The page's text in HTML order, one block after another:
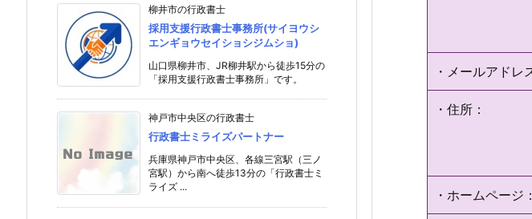
・メールアドレ
・住所：
・ホームページ：
柳井市の行政書士
採用支援行政書士事務所(サイヨウシ
エンギョウセイショシジムショ)
山口県柳井市、JR柳井駅から徒歩15分の
「採用支援行政書士事務所」です。
神戸市中央区の行政書士
行政書士ミライズパートナー
兵庫県神戸市中央区、各線三宮駅（三ノ
宮駅）から南へ徒歩13分の「行政書士ミ
ライズ ...